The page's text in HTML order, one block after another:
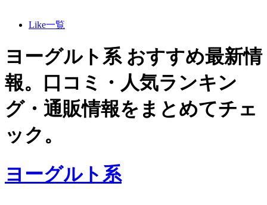
Like一覧
ヨーグルト系 おすすめ最新情
報。口コミ・人気ランキン
グ・通販情報をまとめてチェ
ック。
ヨーグルト系